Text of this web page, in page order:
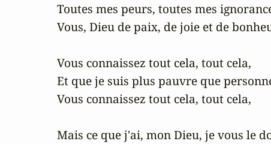
Toutes mes peurs, toutes mes
Vous, Dieu de paix, de joie et de
Vous connaissez tout cela, tout cela,
Et que je suis plus pauvre que
Vous connaissez tout cela, tout cela,
Mais ce que j'ai, mon Dieu, je vous le